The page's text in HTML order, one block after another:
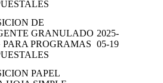
DE
GRANULADO
PARA PROGRAMAS
2025-
05-19
PAPEL